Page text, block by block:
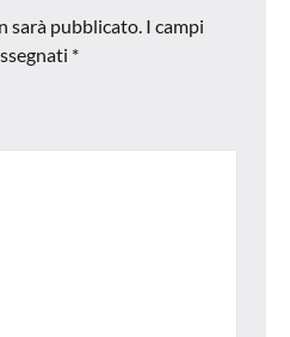
sarà pubblicato. I campi
*